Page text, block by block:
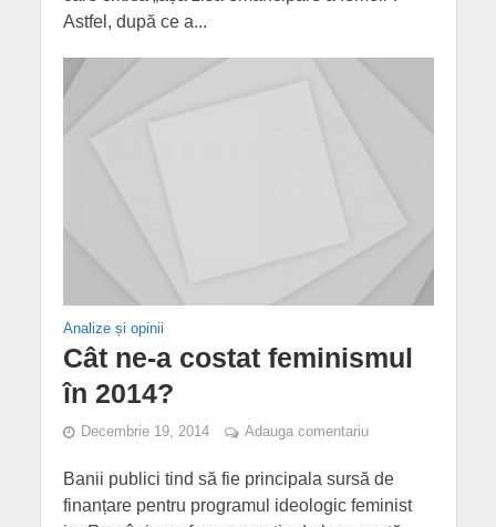
Astfel, după ce a...
Analize și opinii
Cât ne-a costat feminismul
în 2014?
Decembrie 19, 2014 Adauga comentariu
Banii publici tind să fie principala sursă de
finanțare pentru programul ideologic feminist